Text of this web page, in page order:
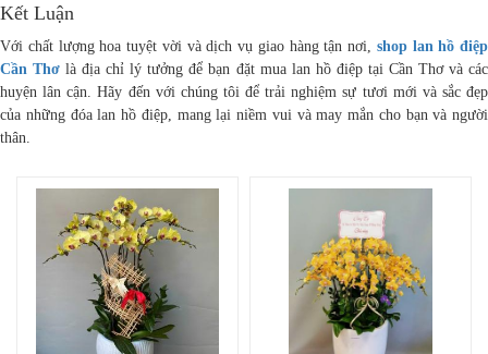
Kết Luận
Với chất lượng hoa tuyệt vời và dịch vụ giao hàng tận nơi, shop lan hồ điệp
Cần Thơ là địa chỉ lý tưởng để bạn đặt mua lan hồ điệp tại Cần Thơ và các
huyện lân cận. Hãy đến với chúng tôi để trải nghiệm sự tươi mới và sắc đẹp
của những đóa lan hồ điệp, mang lại niềm vui và may mắn cho bạn và người
thân.